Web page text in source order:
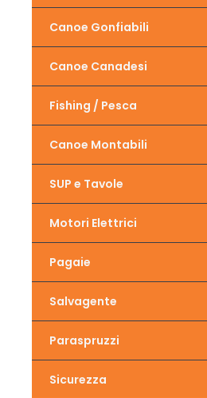
Canoe Gonfiabili
Canoe Canadesi
Fishing / Pesca
Canoe Montabili
SUP e Tavole
Motori Elettrici
Pagaie
Salvagente
Paraspruzzi
Sicurezza